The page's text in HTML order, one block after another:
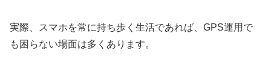
実際、スマホを常に持ち歩く生活であれば、GPS運用で
も困らない場面は多くあります。